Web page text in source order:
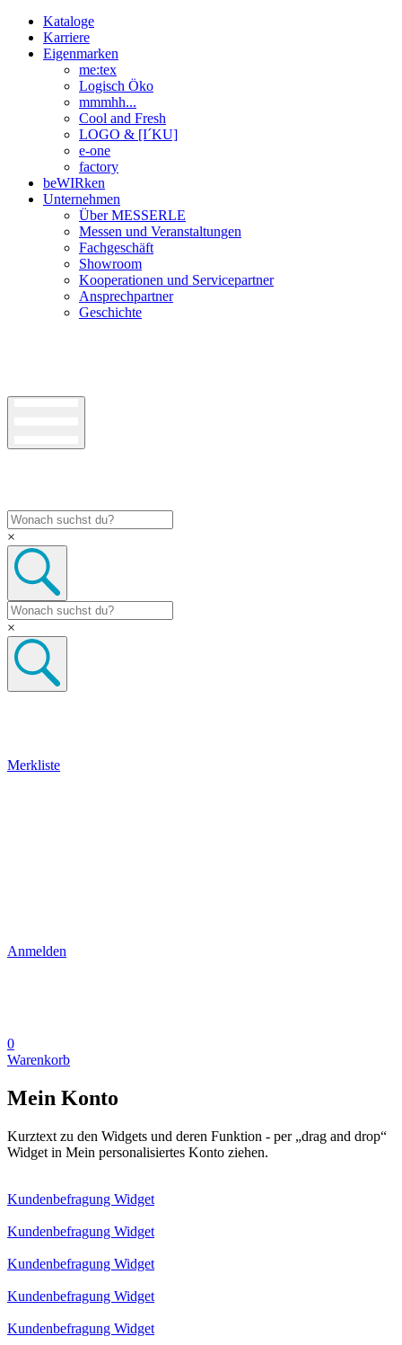
Kataloge
Karriere
Eigenmarken
me:tex
Logisch Öko
mmmhh...
Cool and Fresh
LOGO & [I´KU]
e-one
factory
beWIRken
Unternehmen
Über MESSERLE
Messen und Veranstaltungen
Fachgeschäft
Showroom
Kooperationen und Servicepartner
Ansprechpartner
Geschichte
×
×
Merkliste
Anmelden
0
Warenkorb
Mein Konto
Kurztext zu den Widgets und deren Funktion - per „drag and drop“
Widget in Mein personalisiertes Konto ziehen.
Kundenbefragung Widget
Kundenbefragung Widget
Kundenbefragung Widget
Kundenbefragung Widget
Kundenbefragung Widget